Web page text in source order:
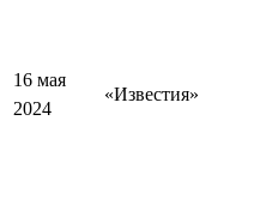
16 мая
2024
«Известия»